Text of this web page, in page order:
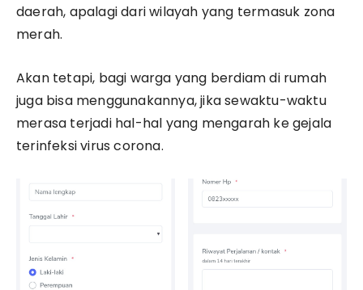
daerah, apalagi dari wilayah yang termasuk zona
merah.
Akan tetapi, bagi warga yang berdiam di rumah
juga bisa menggunakannya, jika sewaktu-waktu
merasa terjadi hal-hal yang mengarah ke gejala
terinfeksi virus corona.